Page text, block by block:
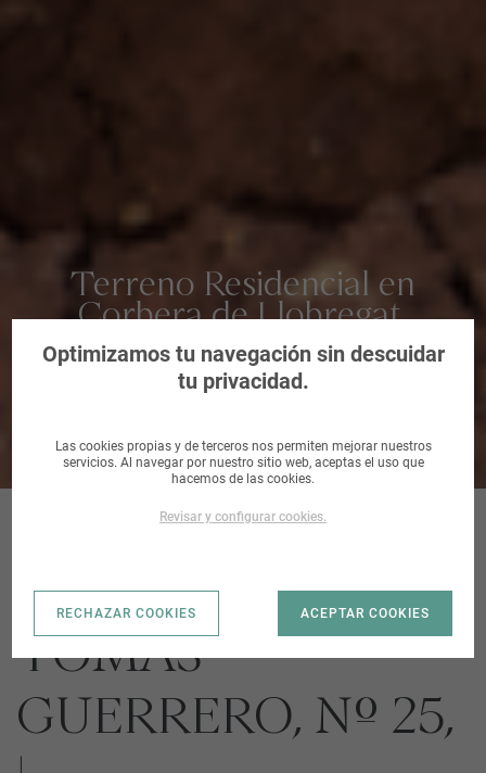
Terreno Residencial en
Corbera de Llobregat,
Barcelona
SUELO Calle
TOMAS
GUERRERO, Nº 25,
Optimizamos tu navegación sin descuidar
tu privacidad.
Las cookies propias y de terceros nos permiten mejorar nuestros
servicios. Al navegar por nuestro sitio web, aceptas el uso que
hacemos de las cookies.
Revisar y configurar cookies.
RECHAZAR COOKIES ACEPTAR COOKIES